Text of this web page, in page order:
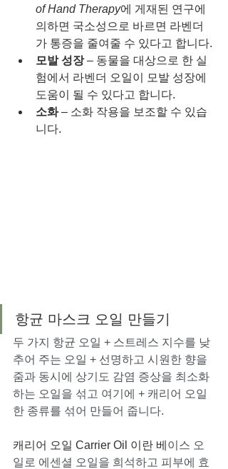
of Hand Therapy에 게재된 연구에
의하면 국소성으로 바르면 라벤더
가 통증을 줄여줄 수 있다고 합니다.
모발 성장 – 동물을 대상으로 한 실
험에서 라벤더 오일이 모발 성장에
도움이 될 수 있다고 합니다.
소화 – 소화 작용을 보조할 수 있습
니다.
항균 마스크 오일 만들기
두 가지 항균 오일 + 스트레스 지수를 낮
추어 주는 오일 + 선명하고 시원한 향을
줌과 동시에 상기도 감염 증상을 최소화
하는 오일을 섞고 여기에 + 캐리어 오일
한 종류를 섞어 만들어 줍니다.
캐리어 오일 Carrier Oil 이란 베 이스 오
일로 에센셜 오일을 희석하고 피부에 효